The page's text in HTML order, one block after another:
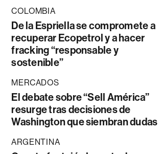
COLOMBIA
De la Espriella se compromete a
recuperar Ecopetrol y a hacer
fracking “responsable y
sostenible”
MERCADOS
El debate sobre “Sell América”
resurge tras decisiones de
Washington que siembran dudas
ARGENTINA